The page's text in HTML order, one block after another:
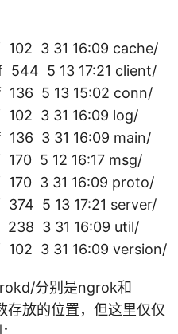
3 31 16:09 cache/
5 13 17:21 client/
5 13 15:02 conn/
3 31 16:09 log/
3 31 16:09 main/
5 12 16:17 msg/
3 31 16:09 proto/
5 13 17:21 server/
3 31 16:09 util/
3 31 16:09 version/
分别是ngrok和
放的位置，但这里仅仅